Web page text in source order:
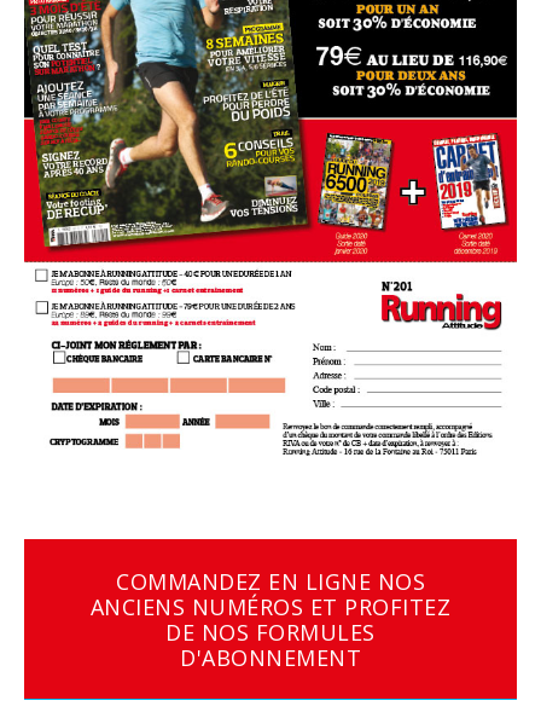
COMMANDEZ EN LIGNE NOS
ANCIENS NUMÉROS ET PROFITEZ
DE NOS FORMULES
D'ABONNEMENT